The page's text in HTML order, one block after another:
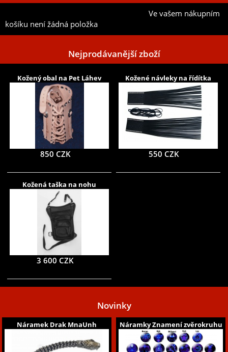
Ve vašem nákupním
košíku není žádná položka
Nejprodávanější zboží
Kožený obal na Pet Láhev
850 CZK
Kožené návleky na řídítka
550 CZK
Kožená taška na nohu
3 600 CZK
Novinky
Náramek Drak MnaUnh Náramky Znamení zvěrokruhu